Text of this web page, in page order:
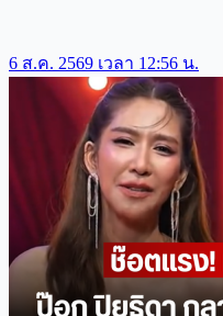
6 ส.ค. 2569 เวลา 12:56 น.